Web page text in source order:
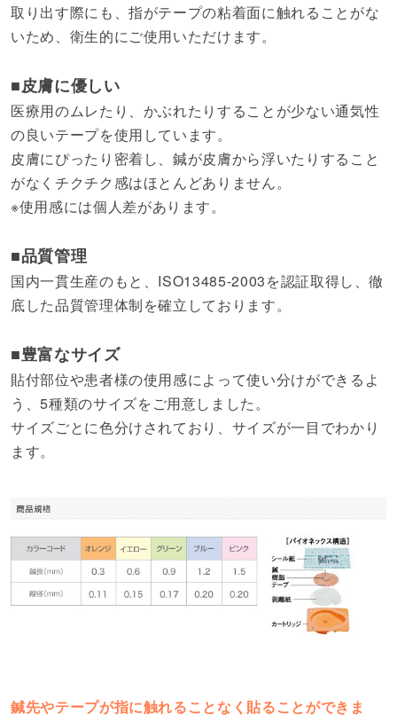
取り出す際にも、指がテープの粘着面に触れることがな
いため、衛生的にご使用いただけます。
■皮膚に優しい
医療用のムレたり、かぶれたりすることが少ない通気性
の良いテープを使用しています。
皮膚にぴったり密着し、鍼が皮膚から浮いたりすること
がなくチクチク感はほとんどありません。
※使用感には個人差があります。
■品質管理
国内一貫生産のもと、ISO13485-2003を認証取得し、徹
底した品質管理体制を確立しております。
■豊富なサイズ
貼付部位や患者様の使用感によって使い分けができるよ
う、5種類のサイズをご用意しました。
サイズごとに色分けされており、サイズが一目でわかり
ます。
鍼先やテープが指に触れることなく貼ることができま